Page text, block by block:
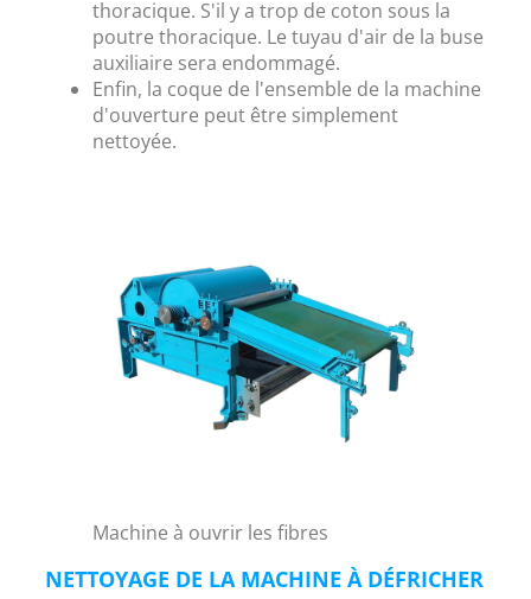
thoracique. S'il y a trop de coton sous la
poutre thoracique. Le tuyau d'air de la buse
auxiliaire sera endommagé.
Enfin, la coque de l'ensemble de la machine
d'ouverture peut être simplement
nettoyée.
Machine à ouvrir les fibres
NETTOYAGE DE LA MACHINE À DÉFRICHER